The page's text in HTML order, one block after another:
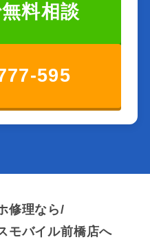
料相談
595
修理なら/
モバイル前橋店へ